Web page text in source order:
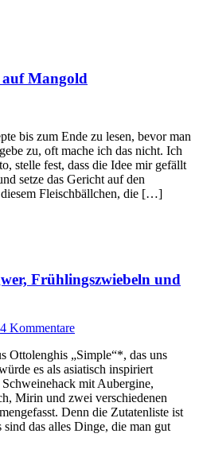
auf Mangold
bis zum Ende zu lesen, bevor man
zu, oft mache ich das nicht. Ich
stelle fest, dass die Idee mir gefällt
setze das Gericht auf den
diesem Fleischbällchen, die […]
Frühlingszwiebeln und
4 Kommentare
Ottolenghis „Simple“*, das uns
es als asiatisch inspiriert
Schweinehack mit Aubergine,
Mirin und zwei verschiedenen
Denn die Zutatenliste ist
das alles Dinge, die man gut